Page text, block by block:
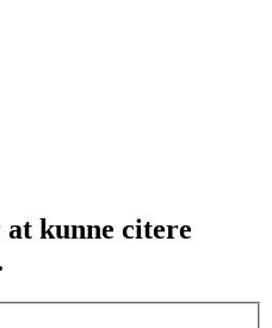
kunne citere